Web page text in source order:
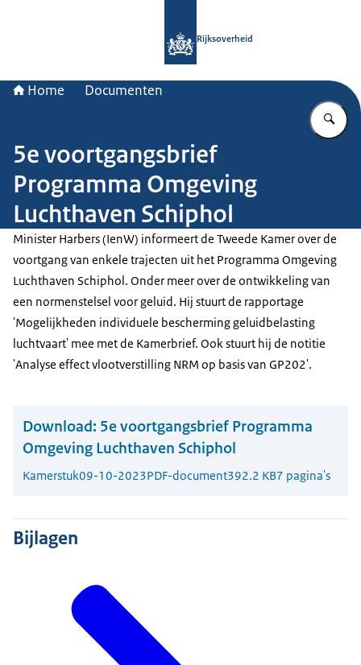
Rijksoverheid
Home Documenten
5e voortgangsbrief
Programma Omgeving
Luchthaven Schiphol
Minister Harbers (IenW) informeert de Tweede Kamer over de
voortgang van enkele trajecten uit het Programma Omgeving
Luchthaven Schiphol. Onder meer over de ontwikkeling van
een normenstelsel voor geluid. Hij stuurt de rapportage
'Mogelijkheden individuele bescherming geluidbelasting
luchtvaart' mee met de Kamerbrief. Ook stuurt hij de notitie
'Analyse effect vlootverstilling NRM op basis van GP202'.
Download: 5e voortgangsbrief Programma
Omgeving Luchthaven Schiphol
Kamerstuk09-10-2023PDF-document392.2 KB7 pagina's
Bijlagen